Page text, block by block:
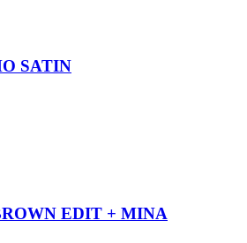
SATIN
EDIT + MINA